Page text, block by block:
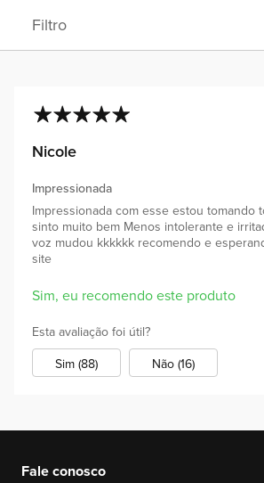
Filtro
Nicole
Impressionada
Impressionada com esse estou tomando
sinto muito bem Menos intolerante e
voz mudou kkkkkk recomendo e
site
Sim, eu recomendo este produto
Esta avaliação foi útil?
Sim (88)
Não (16)
Fale conosco